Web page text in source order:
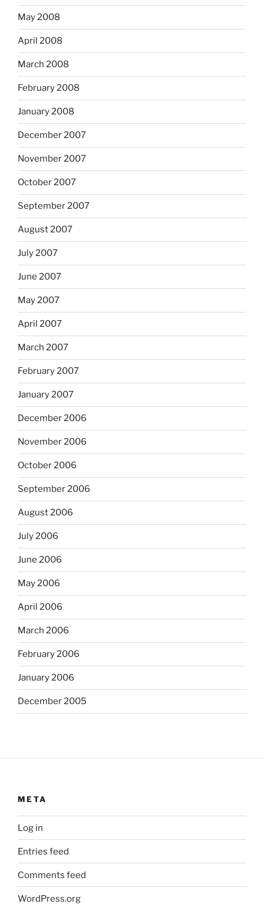
May 2008
April 2008
March 2008
February 2008
January 2008
December 2007
November 2007
October 2007
September 2007
August 2007
July 2007
June 2007
May 2007
April 2007
March 2007
February 2007
January 2007
December 2006
November 2006
October 2006
September 2006
August 2006
July 2006
June 2006
May 2006
April 2006
March 2006
February 2006
January 2006
December 2005
META
Log in
Entries feed
Comments feed
WordPress.org